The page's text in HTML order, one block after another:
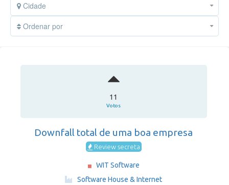
Cidade
Ordenar por
11
Votos
Downfall total de uma boa empresa
Review secreta
WIT Software
Software House & Internet